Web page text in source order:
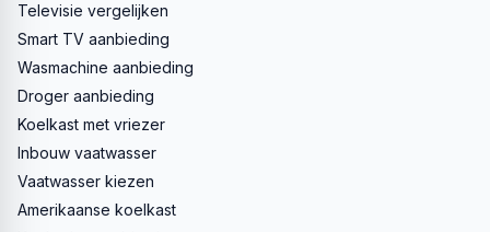
Televisie vergelijken
Smart TV aanbieding
Wasmachine aanbieding
Droger aanbieding
Koelkast met vriezer
Inbouw vaatwasser
Vaatwasser kiezen
Amerikaanse koelkast